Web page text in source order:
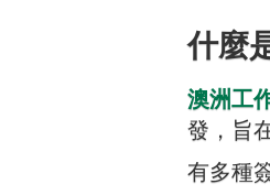
什麼
澳洲工
發，旨
有多種